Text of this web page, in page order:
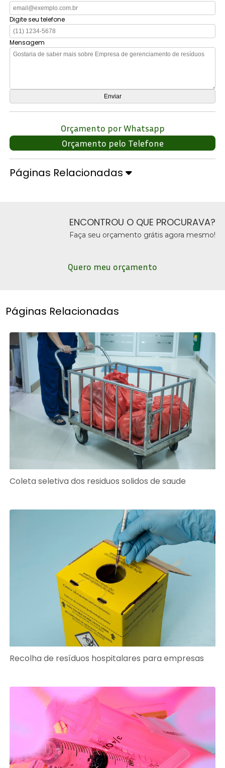
Digite seu telefone
Mensagem
Orçamento por Whatsapp
Orçamento pelo Telefone
Páginas Relacionadas
ENCONTROU O QUE PROCURAVA?
Faça seu orçamento grátis agora mesmo!
Quero meu orçamento
Páginas Relacionadas
Coleta seletiva dos residuos solidos de saude
Recolha de resíduos hospitalares para empresas